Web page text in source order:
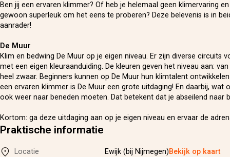
Ben jij een ervaren klimmer? Of heb je helemaal geen klimervaring
gewoon superleuk om het eens te proberen? Deze belevenis is in
aanrader!
De Muur
Klim en bedwing De Muur op je eigen niveau. Er zijn diverse circuits
met een eigen kleuraanduiding. De kleuren geven het niveau aan:
heel zwaar. Beginners kunnen op De Muur hun klimtalent
een ervaren klimmer is De Muur een grote uitdaging! En daarbij, wat
ook weer naar beneden moeten. Dat betekent dat je abseilend naar
Kortom: ga deze uitdaging aan op je eigen niveau en ervaar de
Praktische informatie
Locatie Ewijk (bij Nijmegen)Bekijk op kaart